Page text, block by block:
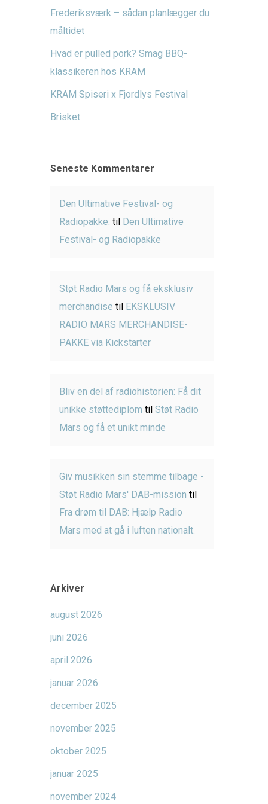
Frederiksværk – sådan planlægger du
måltidet
Hvad er pulled pork? Smag BBQ-
klassikeren hos KRAM
KRAM Spiseri x Fjordlys Festival
Brisket
Seneste Kommentarer
Den Ultimative Festival- og
Radiopakke. til Den Ultimative
Festival- og Radiopakke
Støt Radio Mars og få eksklusiv
merchandise til EKSKLUSIV
RADIO MARS MERCHANDISE-
PAKKE via Kickstarter
Bliv en del af radiohistorien: Få dit
unikke støttediplom tilStøt Radio
Mars og få et unikt minde
Giv musikken sin stemme tilbage -
Støt Radio Mars' DAB-mission til
Fra drøm til DAB: Hjælp Radio
Mars med at gå i luften nationalt.
Arkiver
august 2026
juni 2026
april 2026
januar 2026
december 2025
november 2025
oktober 2025
januar 2025
november 2024